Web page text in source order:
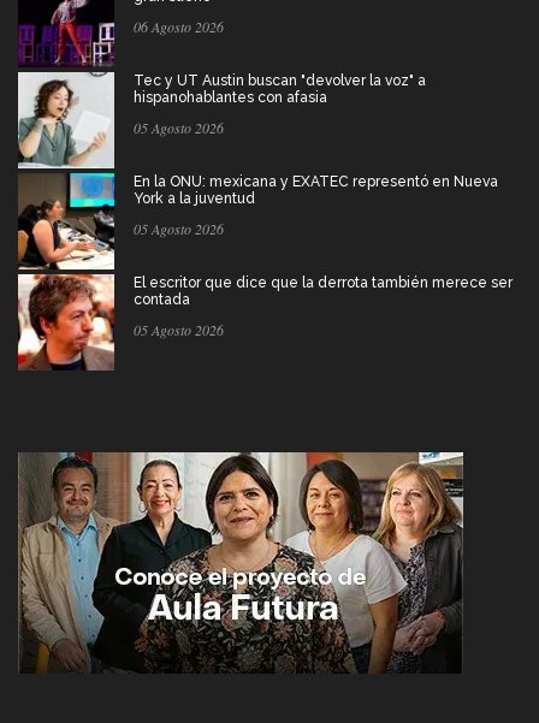
06 Agosto 2026
Tec y UT Austin buscan "devolver la voz" a
hispanohablantes con afasia
05 Agosto 2026
En la ONU: mexicana y EXATEC representó en Nueva
York a la juventud
05 Agosto 2026
El escritor que dice que la derrota también merece ser
contada
05 Agosto 2026